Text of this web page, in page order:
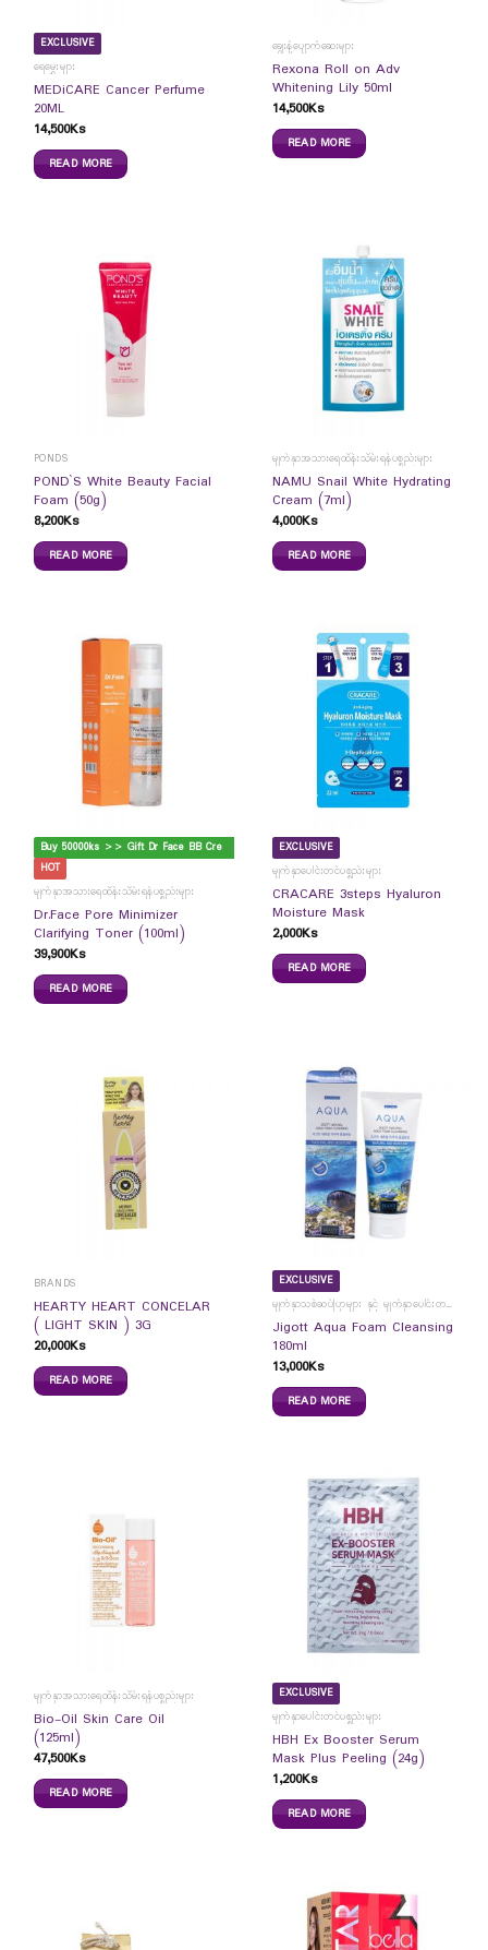
EXCLUSIVE
ရေမွှေးများ
MEDiCARE Cancer Perfume
20ML
14,500Ks
READ MORE
ချွေးနံ့ပျောက်ဆေးများ
Rexona Roll on Adv
Whitening Lily 50ml
14,500Ks
READ MORE
PONDS
POND`S White Beauty Facial
Foam (50g)
8,200Ks
READ MORE
မျက်နှာအသားရေထိန်းသိမ်းရန်ပစ္စည်းများ
NAMU Snail White Hydrating
Cream (7ml)
4,000Ks
READ MORE
B
uy 50000ks >> Gift Dr Face BB Cream
HOT
မျက်နှာအသားရေထိန်းသိမ်းရန်ပစ္စည်းများ
Dr.Face Pore Minimizer
Clarifying Toner (100ml)
39,900Ks
READ MORE
EXCLUSIVE
မျက်နှာပေါင်းတင်ပစ္စည်းများ
CRACARE 3steps Hyaluron
Moisture Mask
2,000Ks
READ MORE
BRANDS
HEARTY HEART CONCELAR
( LIGHT SKIN ) 3G
20,000Ks
READ MORE
EXCLUSIVE
မျက်နှာသစ်ဆပ်ပြာများ နှင့် မျက်နှာပေါင်းတင်ကပ်ခွာများ
Jigott Aqua Foam Cleansing
180ml
13,000Ks
READ MORE
မျက်နှာအသားရေထိန်းသိမ်းရန်ပစ္စည်းများ
Bio-Oil Skin Care Oil
(125ml)
47,500Ks
READ MORE
EXCLUSIVE
မျက်နှာပေါင်းတင်ပစ္စည်းများ
HBH Ex Booster Serum
Mask Plus Peeling (24g)
1,200Ks
READ MORE